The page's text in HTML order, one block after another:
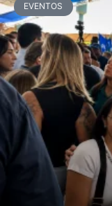
EVENTOS